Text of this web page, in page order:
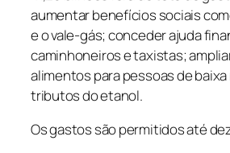
aumentar benefícios sociais
e o vale-gás; conceder ajuda
caminhoneiros e taxistas;
alimentos para pessoas de
tributos do etanol.
Os gastos são permitidos até